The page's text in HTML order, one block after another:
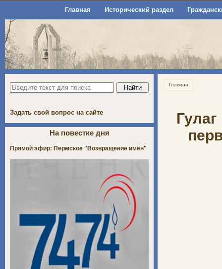
Главная Исторический раздел
Главная
Задать свой вопрос на сайте
На повестке дня
Прямой эфир: Пермское "Возвращение имён"